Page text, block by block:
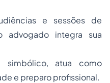
e sessões de
advogado integra sua
simbólico, atua como
e preparo profissional.